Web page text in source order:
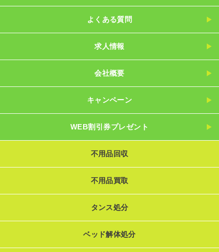
よくある質問
求人情報
会社概要
キャンペーン
WEB割引券プレゼント
不用品回収
不用品買取
タンス処分
ベッド解体処分